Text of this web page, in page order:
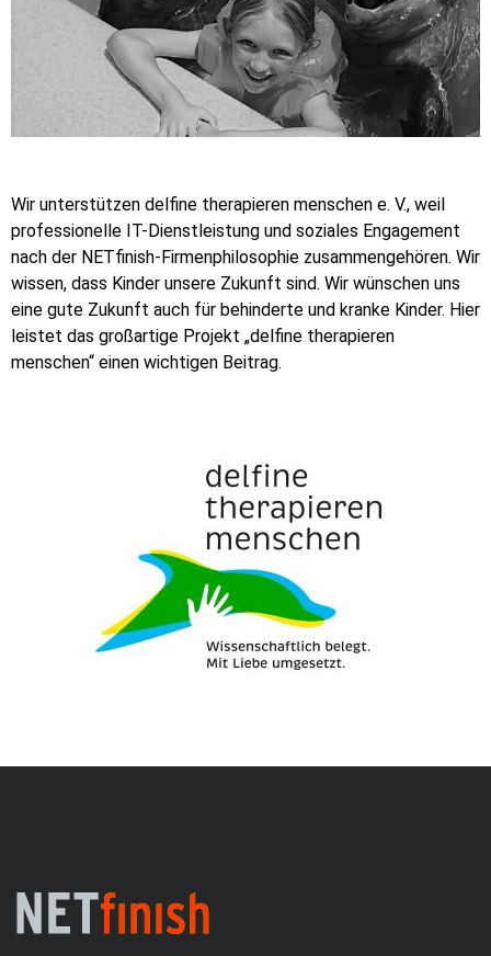
Wir unterstützen delfine therapieren menschen e. V., weil
professionelle IT-Dienstleistung und soziales Engagement
nach der NETfinish-Firmenphilosophie zusammengehören. Wir
wissen, dass Kinder unsere Zukunft sind. Wir wünschen uns
eine gute Zukunft auch für behinderte und kranke Kinder. Hier
leistet das großartige Projekt „delfine therapieren
menschen“ einen wichtigen Beitrag.